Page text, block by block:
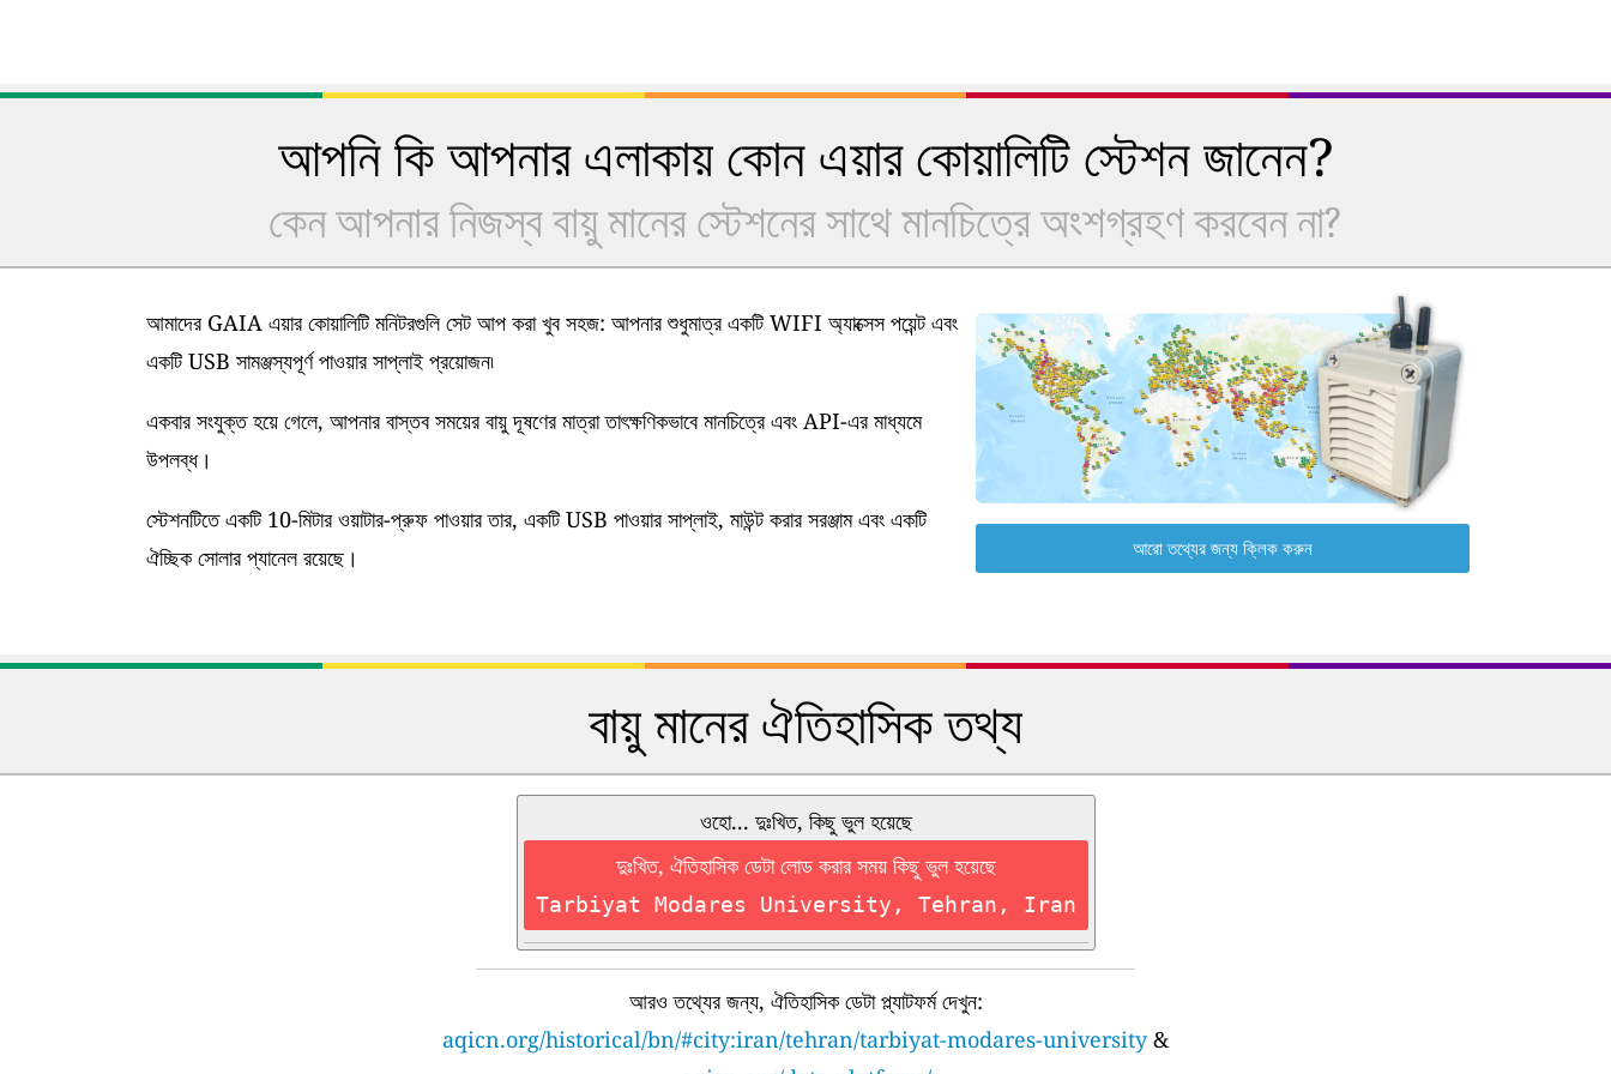
আপনি কি আপনার এলাকায় কোন এয়ার কোয়ালিটি স্টেশন জানেন?
কেন আপনার নিজস্ব বায়ু মানের স্টেশনের সাথে মানচিত্রে অংশগ্রহণ করবেন না?
আমাদের GAIA এয়ার কোয়ালিটি মনিটরগুলি সেট আপ করা খুব সহজ: আপনার শুধুমাত্র একটি WIFI অ্যাক্সেস পয়েন্ট এবং
একটি USB সামঞ্জস্যপূর্ণ পাওয়ার সাপ্লাই প্রয়োজন৷
একবার সংযুক্ত হয়ে গেলে, আপনার বাস্তব সময়ের বায়ু দূষণের মাত্রা তাৎক্ষণিকভাবে মানচিত্রে এবং API-এর মাধ্যমে
উপলব্ধ।
স্টেশনটিতে একটি 10-মিটার ওয়াটার-প্রুফ পাওয়ার তার, একটি USB পাওয়ার সাপ্লাই, মাউন্ট করার সরঞ্জাম এবং একটি
ঐচ্ছিক সোলার প্যানেল রয়েছে।
আরো তথ্যের জন্য ক্লিক করুন
বায়ু মানের ঐতিহাসিক তথ্য
ওহো... দুঃখিত, কিছু ভুল হয়েছে
দুঃখিত, ঐতিহাসিক ডেটা লোড করার সময় কিছু ভুল হয়েছে
Tarbiyat Modares University, Tehran, Iran
আরও তথ্যের জন্য, ঐতিহাসিক ডেটা প্ল্যাটফর্ম দেখুন:
aqicn.org/historical/bn/#city:iran/tehran/tarbiyat-modares-university&